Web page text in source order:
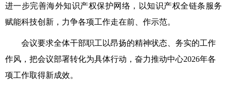
进一步完善海外知识产权保护网络，以知识产权全链条服务
赋能科技创新，力争各项工作走在前、作示范。
会议要求全体干部职工以昂扬的精神状态、务实的工作
作风，把会议部署转化为具体行动，奋力推动中心2026年各
项工作取得新成效。